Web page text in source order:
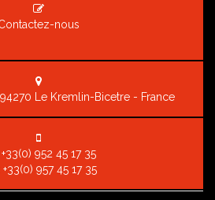
nous
Le Kremlin-Bicetre - France
+33(0) 952 45 17 35
+33(0) 957 45 17 35